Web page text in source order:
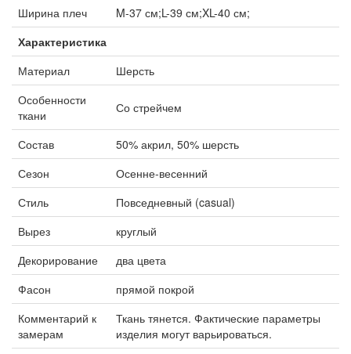
Ширина плеч
M-37 см;L-39 см;XL-40 см;
Характеристика
Материал
Шерсть
Особенности
ткани
Со стрейчем
Состав
50% акрил, 50% шерсть
Сезон
Осенне-весенний
Стиль
Повседневный (casual)
Вырез
круглый
Декорирование
два цвета
Фасон
прямой покрой
Комментарий к
замерам
Ткань тянется. Фактические параметры
изделия могут варьироваться.